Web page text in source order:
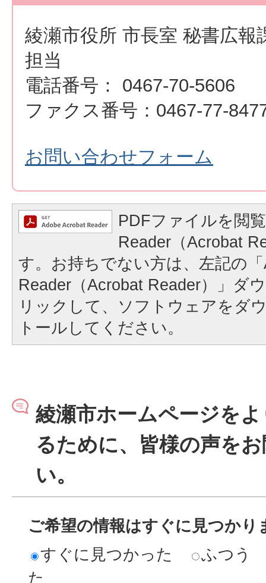
綾瀬市役所 市長室 秘書広報
担当
電話番号： 0467-70-5606
ファクス番号：0467-77-
お問い合わせフォーム
PDFファイルを閲
Reader（Acrobat
す。お持ちでない方は、左記の
Reader（Acrobat Reader）」ダ
リックして、ソフトウェアをダ
トールしてください。
綾瀬市ホームページを
るために、皆様の声を
い。
ご希望の情報はすぐに見つかり
すぐに見つかった
ふつう
た